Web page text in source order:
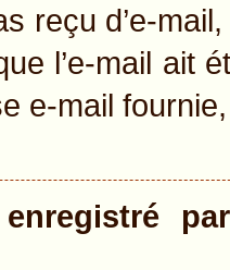
reçu d’e-
l’e-mail ait
e-mail